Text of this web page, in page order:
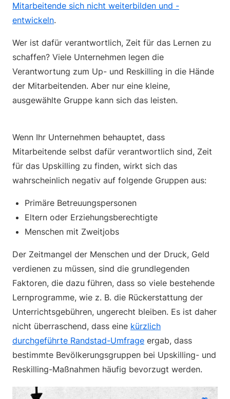
Mitarbeitende sich nicht weiterbilden und -
entwickeln.
Wer ist dafür verantwortlich, Zeit für das Lernen zu
schaffen? Viele Unternehmen legen die
Verantwortung zum Up- und Reskilling in die Hände
der Mitarbeitenden. Aber nur eine kleine,
ausgewählte Gruppe kann sich das leisten.
Wenn Ihr Unternehmen behauptet, dass
Mitarbeitende selbst dafür verantwortlich sind, Zeit
für das Upskilling zu finden, wirkt sich das
wahrscheinlich negativ auf folgende Gruppen aus:
Primäre Betreuungspersonen
Eltern oder Erziehungsberechtigte
Menschen mit Zweitjobs
Der Zeitmangel der Menschen und der Druck, Geld
verdienen zu müssen, sind die grundlegenden
Faktoren, die dazu führen, dass so viele bestehende
Lernprogramme, wie z. B. die Rückerstattung der
Unterrichtsgebühren, ungerecht bleiben. Es ist daher
nicht überraschend, dass eine kürzlich
durchgeführte Randstad-Umfrage ergab, dass
bestimmte Bevölkerungsgruppen bei Upskilling- und
Reskilling-Maßnahmen häufig bevorzugt werden.